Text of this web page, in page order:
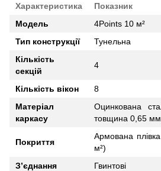
Характеристика
Показник
Модель
4Points 10 м²
Тип конструкції
Тунельна
Кількість
секцій
4
Кількість вікон
8
Матеріал
каркасу
Оцинкована
товщина 0,65 мм
Покриття
Армована
м²)
З’єднання
Гвинтові